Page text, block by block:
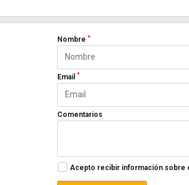
Nombre*
Email*
Comentarios
Acepto recibir información sobre